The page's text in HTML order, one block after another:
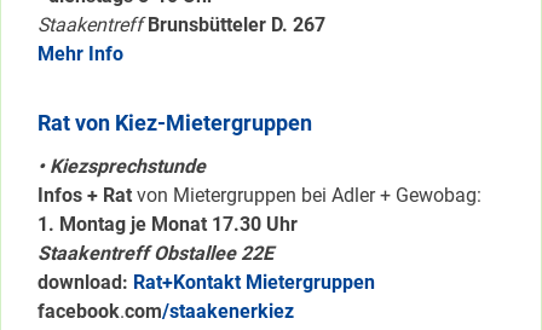
Staakentreff Brunsbütteler D. 267
Mehr Info
Rat von Kiez-Mietergruppen
• Kiezsprechstunde
Infos + Rat von Mietergruppen bei Adler + Gewobag:
1. Montag je Monat 17.30 Uhr
Staakentreff Obstallee 22E
download: Rat+Kontakt Mietergruppen
facebook.com/staakenerkiez